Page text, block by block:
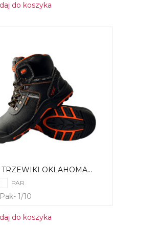
do koszyka
TRZEWIKI OKLAHOMA...
PAR
Pak- 1/10
do koszyka